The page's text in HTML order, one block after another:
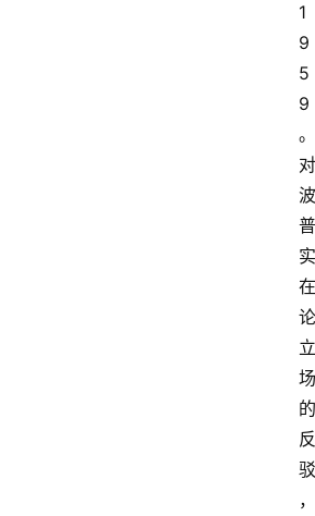
1
9
5
9
。
对
波
普
实
在
论
立
场
的
反
驳
，